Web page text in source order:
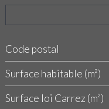
Label Value
Code postal
Surface habitable (m²)
Surface loi Carrez (m²)